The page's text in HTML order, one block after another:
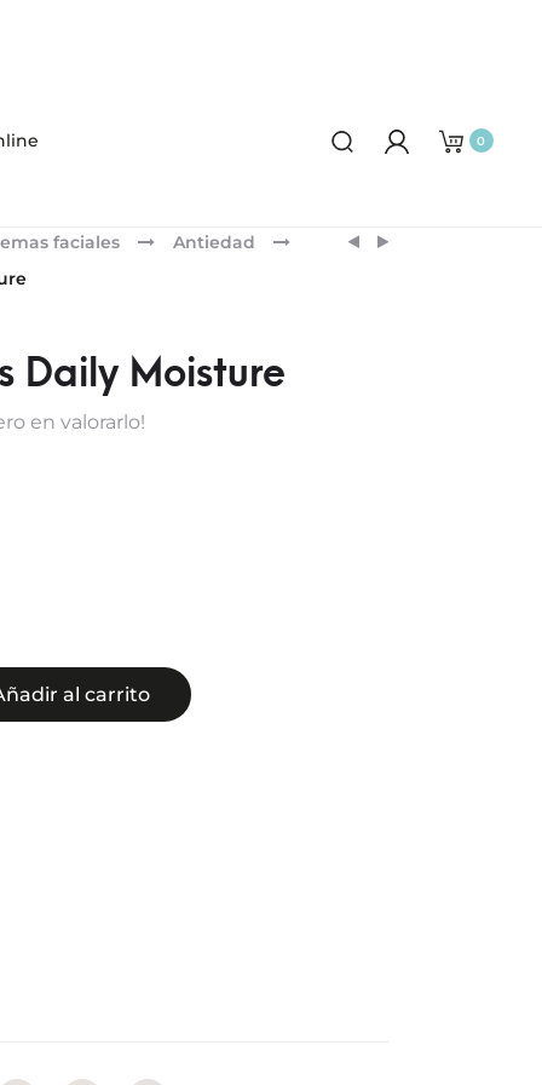
0
Product
SKINCEUTICALS
SKINCEUTICALS
faciales
Antiedad
Daily Moisture
en valorarlo!
al carrito